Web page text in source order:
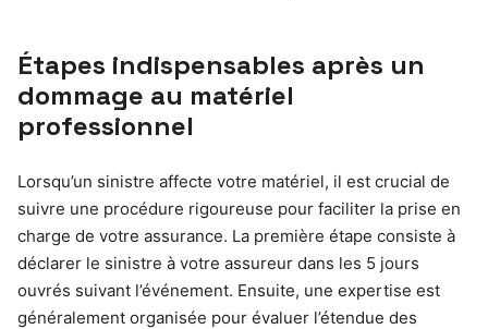
Étapes indispensables après un
dommage au matériel
professionnel
Lorsqu’un sinistre affecte votre matériel, il est crucial de
suivre une procédure rigoureuse pour faciliter la prise en
charge de votre assurance. La première étape consiste à
déclarer le sinistre à votre assureur dans les 5 jours
ouvrés suivant l’événement. Ensuite, une expertise est
généralement organisée pour évaluer l’étendue des